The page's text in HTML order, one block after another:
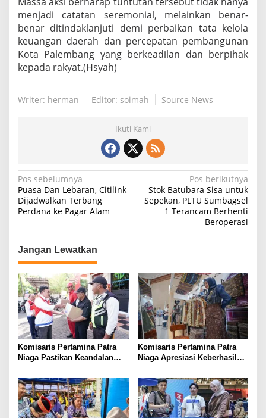
menjadi catatan seremonial, melainkan benar-
benar ditindaklanjuti demi perbaikan tata kelola
keuangan daerah dan percepatan pembangunan
Kota Palembang yang berkeadilan dan berpihak
kepada rakyat.(Hsyah)
Writer: herman Editor: soimah Source News
Ikuti Kami
N
a
v
g
a
s
i
p
o
s
Pos sebelumnya
Puasa Dan Lebaran, Citilink
Dijadwalkan Terbang
Perdana ke Pagar Alam
Pos berikutnya
Stok Batubara Sisa untuk
Sepekan, PLTU Sumbagsel
1 Terancam Berhenti
Beroperasi
Jangan Lewatkan
Komisaris Pertamina Patra
Niaga Pastikan Keandalan
Mobilitas Masyarakat &
Wisatawan
Komisaris Pertamina Patra
Niaga Apresiasi Keberhasilan
2026